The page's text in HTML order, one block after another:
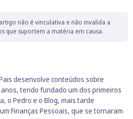
não é vinculativa e não invalida a
que suportem a matéria em causa.
desenvolve conteúdos sobre
tendo fundado um dos primeiros
o Pedro e o Blog, mais tarde
Finanças Pessoais, que se tornaram